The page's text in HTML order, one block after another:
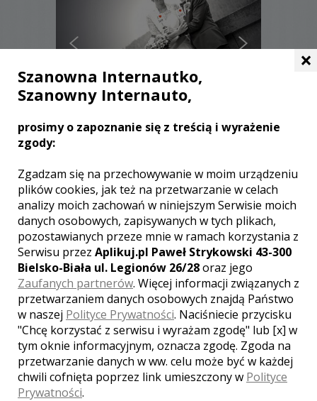
Krzysztof - Goleszów
1600 zł/ sesja
Ocena:0,00 / 5
(0 opinii)
Poleceń: 3
Fotografią interesuję się od dawna i
staram się wykonywać swoją pracę i
pajsę najlepiej jak potrafię, tak aby jej
efekty mogły powodować państwa
uśmiech i zadowolenie. Będzie mi
bardzo miło jeśli powierzą mi państwo
rolę fotografa, w celu
udokumentowania na zdjęciach
niezapomnianych chwil w państwa
życiu.
Zobacz więcej
×
Szanowna Internautko,
Szanowny Internauto,
prosimy o zapoznanie się z treścią i wyrażenie
zgody:
Zgadzam się na przechowywanie w moim urządzeniu
plików cookies, jak też na przetwarzanie w celach
analizy moich zachowań w niniejszym Serwisie moich
danych osobowych, zapisywanych w tych plikach,
pozostawianych przeze mnie w ramach korzystania z
Serwisu przez Aplikuj.pl Paweł Strykowski 43-300
Bielsko-Biała ul. Legionów 26/28oraz jego
Zaufanych partnerów. Więcej informacji związanych z
przetwarzaniem danych osobowych znajdą Państwo
w naszej Polityce Prywatności. Naciśniecie przycisku
"Chcę korzystać z serwisu i wyrażam zgodę" lub [x] w
tym oknie informacyjnym, oznacza zgodę. Zgoda na
przetwarzanie danych w ww. celu może być w każdej
chwili cofnięta poprzez link umieszczony w Polityce
Prywatności.